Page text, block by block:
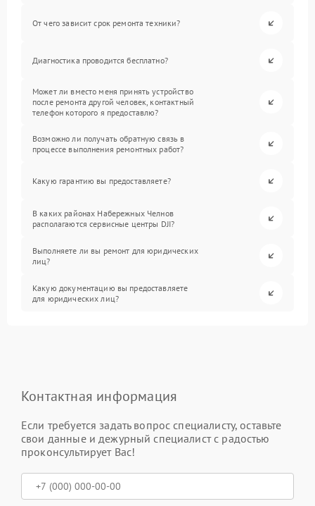
От чего зависит срок ремонта техники?
Диагностика проводится бесплатно?
Может ли вместо меня принять устройство
после ремонта другой человек, контактный
телефон которого я предоставлю?
Возможно ли получать обратную связь в
процессе выполнения ремонтных работ?
Какую гарантию вы предоставляете?
В каких районах Набережных Челнов
располагаются сервисные центры DJI?
Выполняете ли вы ремонт для юридических
лиц?
Какую документацию вы предоставляете
для юридических лиц?
Контактная информация
Если требуется задать вопрос специалисту, оставьте
свои данные и дежурный специалист с радостью
проконсультирует Вас!